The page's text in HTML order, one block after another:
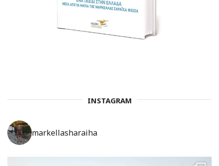
INSTAGRAM
markellasharaiha